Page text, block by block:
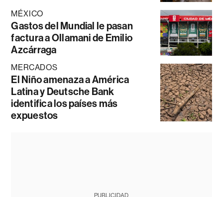
MÉXICO
Gastos del Mundial le pasan
factura a Ollamani de Emilio
Azcárraga
MERCADOS
El Niño amenaza a América
Latina y Deutsche Bank
identifica los países más
expuestos